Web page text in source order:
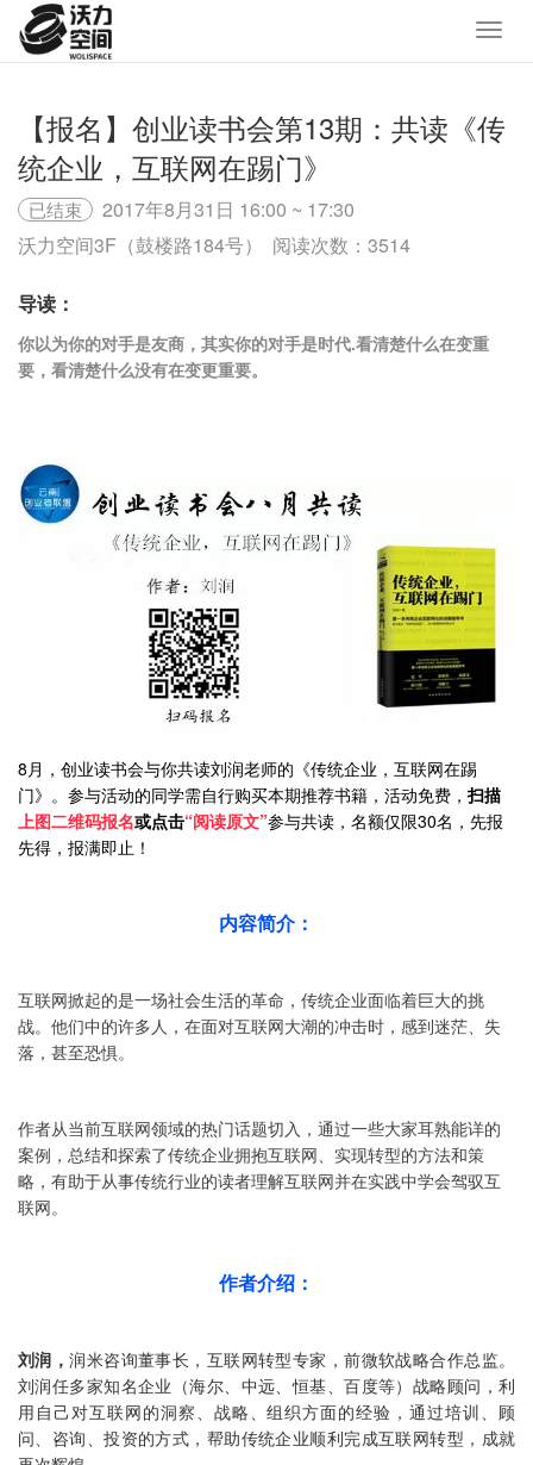
【报名】创业读书会第13期：共读《传
统企业，互联网在踢门》
已结束
2017年8月31日 16:00 ~ 17:30
沃力空间3F（鼓楼路184号）
阅读次数：3514
导读：
你以为你的对手是友商，其实你的对手是时代.看清楚什么在变重
要，看清楚什么没有在变更重要。
8月，创业读书会与你共读刘润老师的《传统企业，互联网在踢
门》 。 参与活动的同学需自行购买本期推荐书籍，活动免费， 扫描
上图二维码报名或点击“阅读原文”参与共读，名额仅限30名，先报
先得，报满即止！
内容简介：
互联网掀起的是一场社会生活的革命，传统企业面临着巨大的挑
战。他们中的许多人，在面对互联网大潮的冲击时，感到迷茫、失
落，甚至恐惧。
作者从当前互联网领域的热门话题切入，通过一些大家耳熟能详的
案例，总结和探索了传统企业拥抱互联网、实现转型的方法和策
略，有助于从事传统行业的读者理解互联网并在实践中学会驾驭互
联网。
作者介绍：
刘润，润米咨询董事长，互联网转型专家，前微软战略合作总监。
刘润任多家知名企业（海尔、中远、恒基、百度等）战略顾问，利
用自己对互联网的洞察、战略、组织方面的经验，通过培训、顾
问、咨询、投资的方式，帮助传统企业顺利完成互联网转型，成就